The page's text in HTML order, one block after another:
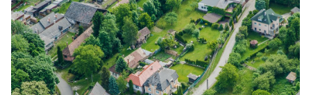
Huta Etelka in Nižná Slaná
This extremely valuable technical monument and